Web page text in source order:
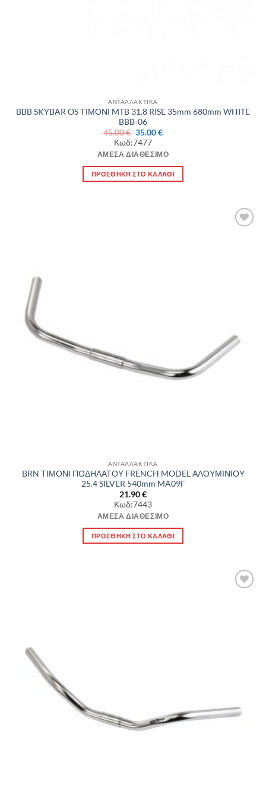
ΑΝΤΑΛΛΑΚΤΙΚΑ
BBB SKYBAR OS ΤΙΜΟΝΙ MTB 31.8 RISE 35mm 680mm WHITE
BBB-06
45.00€ Original
price
was:
45.00 €.
35.00€Η
είναι:
Κωδ:7477
ΆΜΕΣΑ ΔΙΑΘΈΣΙΜΟ
ΠΡΟΣΘΉΚΗ ΣΤΟ ΚΑΛΆΘΙ
ΑΝΤΑΛΛΑΚΤΙΚΑ
BRN ΤΙΜΟΝΙ ΠΟΔΗΛΑΤΟΥ FRENCH MODEL ΑΛΟΥΜΙΝΙΟΥ
25.4 SILVER 540mm MA09F
21.90€
Κωδ:7443
ΆΜΕΣΑ ΔΙΑΘΈΣΙΜΟ
ΠΡΟΣΘΉΚΗ ΣΤΟ ΚΑΛΆΘΙ